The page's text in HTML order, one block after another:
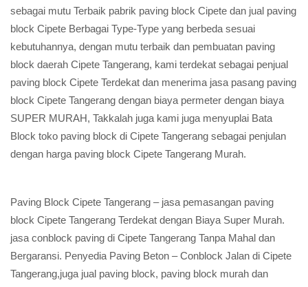
sebagai mutu Terbaik pabrik paving block Cipete dan jual paving
block Cipete Berbagai Type-Type yang berbeda sesuai
kebutuhannya, dengan mutu terbaik dan pembuatan paving
block daerah Cipete Tangerang, kami terdekat sebagai penjual
paving block Cipete Terdekat dan menerima jasa pasang paving
block Cipete Tangerang dengan biaya permeter dengan biaya
SUPER MURAH, Takkalah juga kami juga menyuplai Bata
Block toko paving block di Cipete Tangerang sebagai penjulan
dengan harga paving block Cipete Tangerang Murah.
Paving Block Cipete Tangerang – jasa pemasangan paving
block Cipete Tangerang Terdekat dengan Biaya Super Murah.
jasa conblock paving di Cipete Tangerang Tanpa Mahal dan
Bergaransi. Penyedia Paving Beton – Conblock Jalan di Cipete
Tangerang,juga jual paving block, paving block murah dan